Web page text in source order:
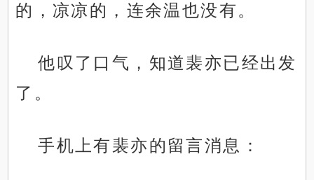
的，凉凉的，连余温也没有。
他叹了口气，知道裴亦已经出发
了。
手机上有裴亦的留言消息：